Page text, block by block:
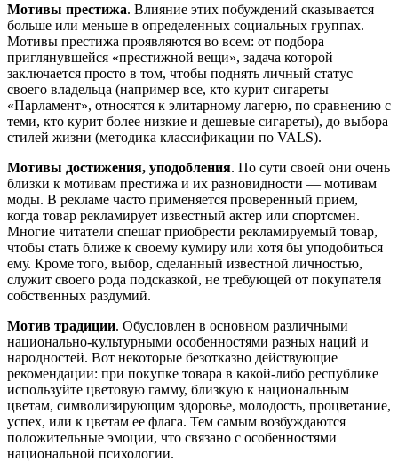
Мотивы престижа. Влияние этих побуждений сказывается
больше или меньше в определенных социальных группах.
Мотивы престижа проявляются во всем: от подбора
приглянувшейся «престижной вещи», задача которой
заключается просто в том, чтобы поднять личный статус
своего владельца (например все, кто курит сигареты
«Парламент», относятся к элитарному лагерю, по сравнению с
теми, кто курит более низкие и дешевые сигареты), до выбора
стилей жизни (методика классификации по VALS).
Мотивы достижения, уподобления. По сути своей они очень
близки к мотивам престижа и их разновидности — мотивам
моды. В рекламе часто применяется проверенный прием,
когда товар рекламирует известный актер или спортсмен.
Многие читатели спешат приобрести рекламируемый товар,
чтобы стать ближе к своему кумиру или хотя бы уподобиться
ему. Кроме того, выбор, сделанный известной личностью,
служит своего рода подсказкой, не требующей от покупателя
собственных раздумий.
Мотив традиции. Обусловлен в основном различными
национально-культурными особенностями разных наций и
народностей. Вот некоторые безотказно действующие
рекомендации: при покупке товара в какой-либо республике
используйте цветовую гамму, близкую к национальным
цветам, символизирующим здоровье, молодость, процветание,
успех, или к цветам ее флага. Тем самым возбуждаются
положительные эмоции, что связано с особенностями
национальной психологии.